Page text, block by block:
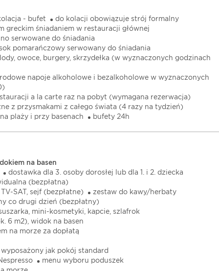
- bufet
do kolacji obowiązuje strój formalny
greckim śniadaniem w restauracji głównej
serwowane do śniadania
pomarańczowy serwowany do śniadania
owoce, burgery, skrzydełka (w wyznaczonych godzinach
napoje alkoholowe i bezalkoholowe w wyznaczonych
a la carte raz na pobyt (wymagana rezerwacja)
z przysmakami z całego świata (4 razy na tydzień)
plaży i przy basenach
bufety 24h
na basen
dostawka dla 3. osoby dorosłej lub dla 1. i 2. dziecka
(bezpłatna)
SAT, sejf (bezpłatne)
zestaw do kawy/herbaty
co drugi dzień (bezpłatny)
mini-kosmetyki, kapcie, szlafrok
6 m2), widok na basen
na morze za dopłatą
wyposażony jak pokój standard
menu wyboru poduszek